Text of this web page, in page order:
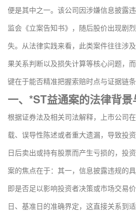
便是其中之一。该公司因涉嫌信息披露
监会《立案告知书》，随后股价出现剧
失。从法律实践来看，此类案件往往涉
果关系判断以及损失计算等核心问题，
键在于能否精准把握索赔时点与证据链条
一、*ST益通案的法律背
根据证券法及相关司法解释，上市公司
载、误导性陈述或者重大遗漏，导致投
日后卖出或持有股票而产生亏损的，投
案的焦点在于：其一，信息披露违规的具
即是否足以影响投资者决策或市场交易
日、基准日的准确界定，这直接关系到